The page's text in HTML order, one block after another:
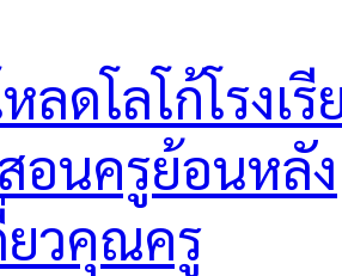
ลดโลโก้โรงเ
อนครูย้อนหลัง
ยวคุณครู